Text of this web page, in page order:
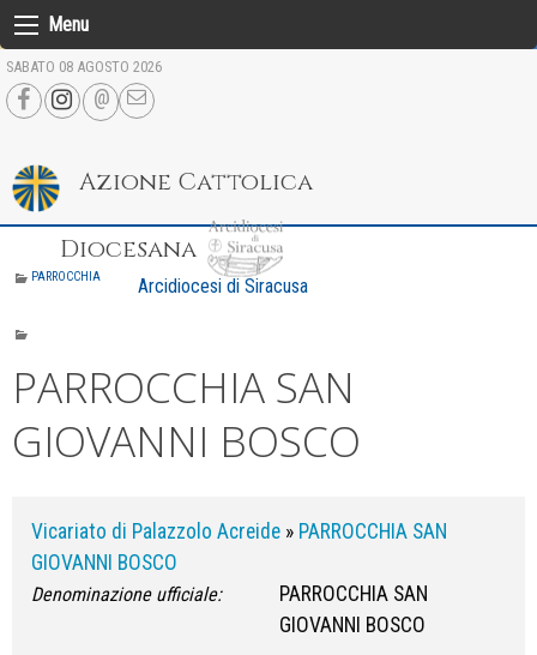
Skip
to
content
Menu
SABATO 08 AGOSTO 2026
Azione Cattolica
Diocesana
Arcidiocesi di Siracusa
PARROCCHIA
PARROCCHIA SAN
GIOVANNI BOSCO
Vicariato di Palazzolo Acreide » PARROCCHIA SAN
GIOVANNI BOSCO
Denominazione ufficiale:
PARROCCHIA SAN
GIOVANNI BOSCO